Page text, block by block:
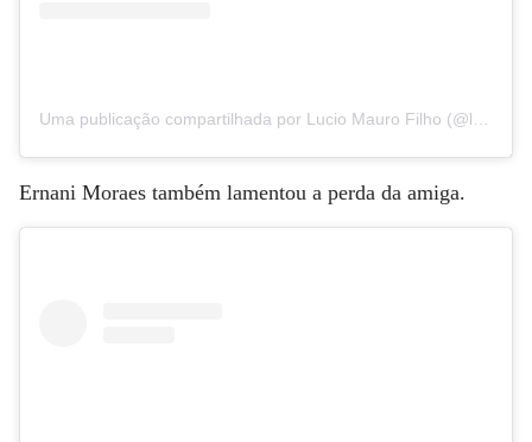
Ernani Moraes também lamentou a perda da amiga.